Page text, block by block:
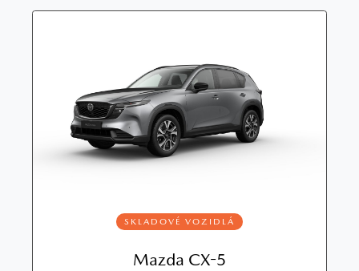
SKLADOVÉ VOZIDLÁ
Mazda CX-5